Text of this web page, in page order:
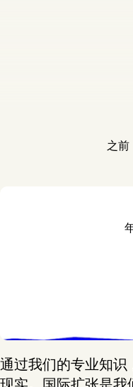
之前
通过我们的专业知